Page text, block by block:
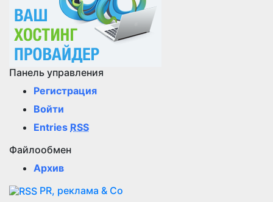
Панель управления
Регистрация
Войти
Entries RSS
Файлообмен
Архив
PR, реклама & Co